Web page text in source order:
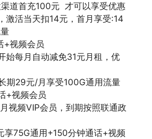
道首充100元 才可以享受优惠
激活当天扣14元，首月享受:14
+视频会员
始每月自动减免31元月租，优
期29元/月享受100G通用流量
+视频会员
视频VIP会员，到期按照联通政
享75G通用+150分钟通话+视频